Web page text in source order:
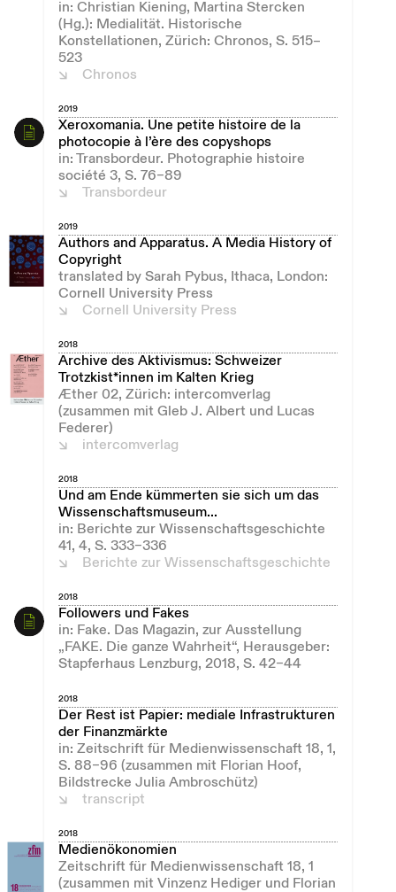
in: Christian Kiening, Martina Stercken
(Hg.): Medialität. Historische
Konstellationen, Zürich: Chronos, S. 515–
523
Chronos
2019
Xeroxomania. Une petite histoire de la
photocopie à l’ère des copyshops
in: Transbordeur. Photographie histoire
société 3, S. 76–89
Transbordeur
2019
Authors and Apparatus. A Media History of
Copyright
translated by Sarah Pybus, Ithaca, London:
Cornell University Press
Cornell University Press
2018
Archive des Aktivismus: Schweizer
Trotzkist*innen im Kalten Krieg
Æther 02, Zürich: intercomverlag
(zusammen mit Gleb J. Albert und Lucas
Federer)
intercomverlag
2018
Und am Ende kümmerten sie sich um das
Wissenschaftsmuseum...
in: Berichte zur Wissenschaftsgeschichte
41, 4, S. 333–336
Berichte zur Wissenschaftsgeschichte
2018
Followers und Fakes
in: Fake. Das Magazin, zur Ausstellung
„FAKE. Die ganze Wahrheit“, Herausgeber:
Stapferhaus Lenzburg, 2018, S. 42–44
2018
Der Rest ist Papier: mediale Infrastrukturen
der Finanzmärkte
in: Zeitschrift für Medienwissenschaft 18, 1,
S. 88–96 (zusammen mit Florian Hoof,
Bildstrecke Julia Ambroschütz)
transcript
2018
Medienökonomien
Zeitschrift für Medienwissenschaft 18, 1
(zusammen mit Vinzenz Hediger und Florian